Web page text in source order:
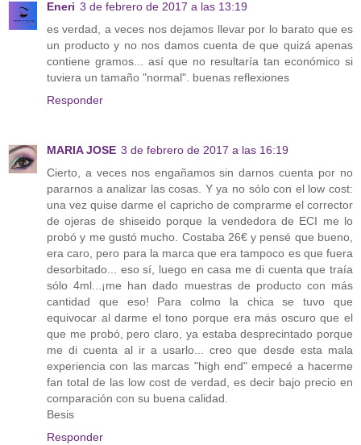
Eneri 3 de febrero de 2017 a las 13:19
es verdad, a veces nos dejamos llevar por lo barato que es
un producto y no nos damos cuenta de que quizá apenas
contiene gramos... así que no resultaría tan económico si
tuviera un tamaño "normal". buenas reflexiones
Responder
MARIA JOSE 3 de febrero de 2017 a las 16:19
Cierto, a veces nos engañamos sin darnos cuenta por no
pararnos a analizar las cosas. Y ya no sólo con el low cost:
una vez quise darme el capricho de comprarme el corrector
de ojeras de shiseido porque la vendedora de ECI me lo
probó y me gustó mucho. Costaba 26€ y pensé que bueno,
era caro, pero para la marca que era tampoco es que fuera
desorbitado... eso sí, luego en casa me di cuenta que traía
sólo 4ml...¡me han dado muestras de producto con más
cantidad que eso! Para colmo la chica se tuvo que
equivocar al darme el tono porque era más oscuro que el
que me probó, pero claro, ya estaba desprecintado porque
me di cuenta al ir a usarlo... creo que desde esta mala
experiencia con las marcas "high end" empecé a hacerme
fan total de las low cost de verdad, es decir bajo precio en
comparación con su buena calidad.
Besis
Responder